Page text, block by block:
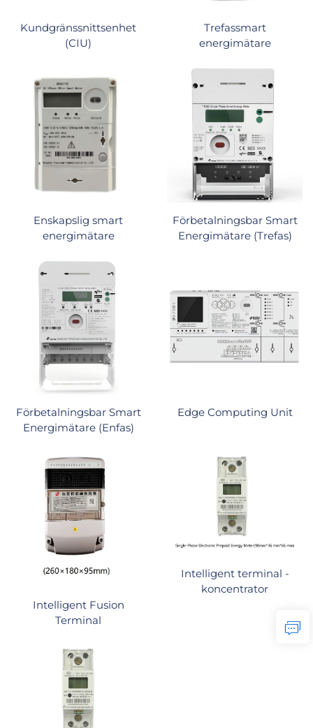
Kundgränssnittsenhet
(CIU)
Trefassmart
energimätare
Enskapslig smart
energimätare
Förbetalningsbar Smart
Energimätare (Trefas)
Förbetalningsbar Smart
Energimätare (Enfas)
Edge Computing Unit
Intelligent Fusion
Terminal
Intelligent terminal -
koncentrator